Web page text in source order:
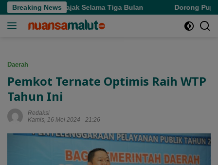
Langsung
ke
Breaking News
Denda Pajak Selama Tiga Bulan Dorong Pupuk
Daerah
Pemkot Ternate Optimis Raih WTP
Tahun Ini
Redaksi
Kamis, 16 Mei 2024 - 21:26